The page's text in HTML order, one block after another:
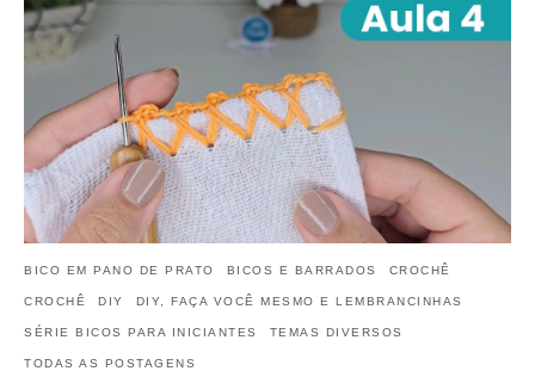
BICO EM PANO DE PRATO BICOS E BARRADOS CROCHÊ
CROCHÊ DIY DIY, FAÇA VOCÊ MESMO E LEMBRANCINHAS
SÉRIE BICOS PARA INICIANTES TEMAS DIVERSOS
TODAS AS POSTAGENS